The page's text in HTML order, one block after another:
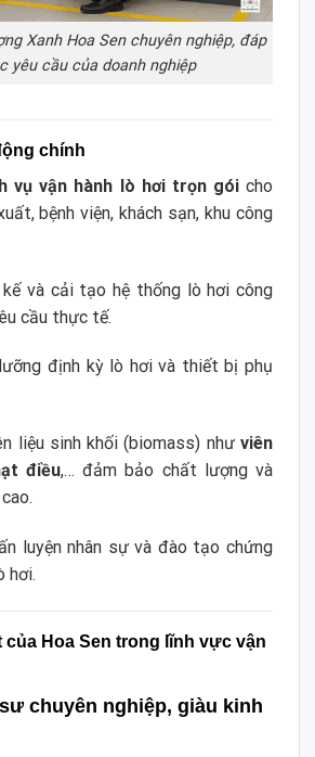
Xanh Hoa Sen chuyên nghiệp, đáp
yêu cầu của doanh nghiệp
chính
vụ vận hành lò hơi trọn góicho
bệnh viện, khách sạn, khu công
và cải tạo hệ thống lò hơi công
cầu thực tế.
định kỳ lò hơi và thiết bị phụ
liệu sinh khối (biomass) như viên
điều,… đảm bảo chất lượng và
luyện nhân sự và đào tạo chứng
hơi.
của Hoa Sen trong lĩnh vực vận
chuyên nghiệp, giàu kinh